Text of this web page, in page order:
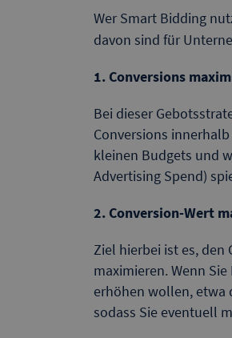
Wer Smart Bidding
davon sind für
1. Conversions
Bei dieser
Conversions
kleinen Budgets und
Advertising Spend)
2. Conversion-Wert
Ziel hierbei ist es, den
maximieren. Wenn
erhöhen wollen, etwa
sodass Sie eventuell